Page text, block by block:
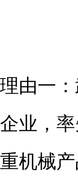
理由一
企业，
重机械